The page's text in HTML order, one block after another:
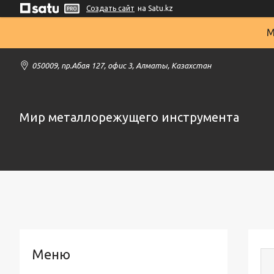
Создать сайт на Satu.kz
050009, пр.Абая 127, офис 3, Алматы, Казахстан
Мир металлорежущего инструмента